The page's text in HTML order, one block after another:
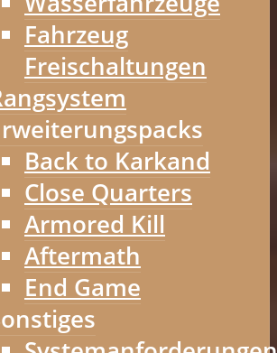
Fahrzeug
Freischaltungen
Back to Karkand
Close Quarters
Armored Kill
Aftermath
End Game